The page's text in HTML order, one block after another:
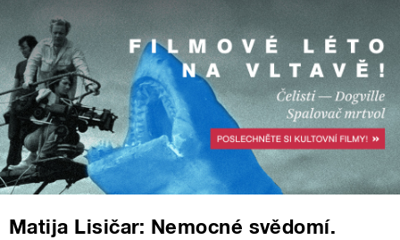
Matija Lisičar: Nemocné svědomí.